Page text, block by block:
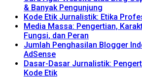
& Banyak Pengunjung
Kode Etik Jurnalistik: Etika
Media Massa: Pengertian,
Fungsi, dan Peran
Jumlah Penghasilan Blogger
AdSense
Dasar-Dasar Jurnalistik:
Kode Etik